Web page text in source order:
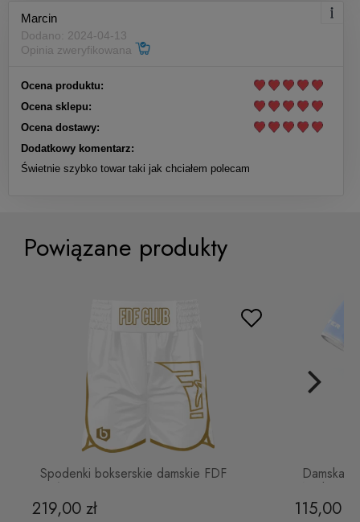
Spodenki bokserskie męskie FDF
Czarne
219,00 zł
Spodenki kompresyjne Damskie
FDF Czarne
115,00 zł
Do koszyka
Marcin
Dodano: 2024-04-13
Opinia zweryfikowana
Ocena produktu:
Ocena sklepu:
Ocena dostawy:
Dodatkowy komentarz:
Świetnie szybko towar taki jak chciałem polecam
Powiązane produkty
Spodenki bokserskie damskie FDF
Białe
219,00 zł
Damska
Niebieska
115,00 zł